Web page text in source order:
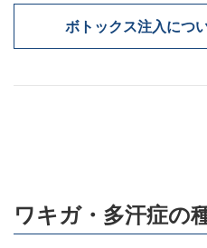
ボトックス注入につ
ワキガ・多汗症の